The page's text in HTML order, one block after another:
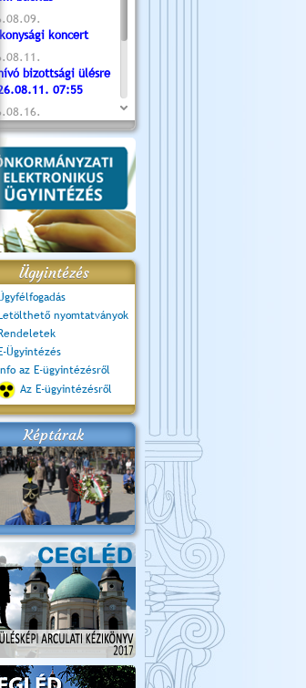
koncert
bizottsági ülésre
07:55
Közlekedési és
fotóklub kiállítás
István Ünnepe
Ügyintézés
Letölthető nyomtatványok
Rendeletek
E-Ügyintézés
Info az E-ügyintézésről
Az E-ügyintézésről
Képtárak